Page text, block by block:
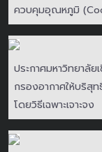
ควบคุมอุณหภูมิ
ประกาศมหาวิทยาลัย
กรองอากาศให้บริสุ
โดยวิธีเฉพาะเจาะจง